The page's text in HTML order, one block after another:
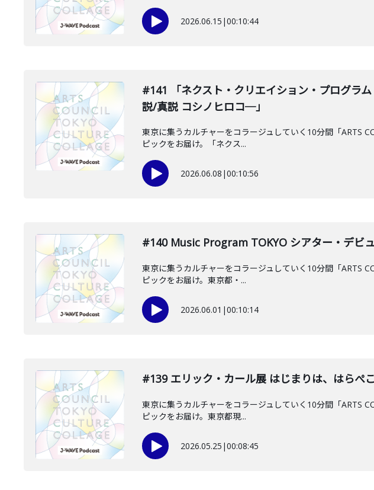
2026.06.15 |00:10:44
#141 「ネクスト・クリエイション・プログラ
説/真説 コシノヒロコ─」
東京に集うカルチャーをコラージュしていく10分間「ARTS
ピックをお届け。「ネクス...
2026.06.08 |00:10:56
#140 Music Program TOKYO シアター・デビ
東京に集うカルチャーをコラージュしていく10分間「ARTS
ピックをお届け。東京都・...
2026.06.01 |00:10:14
#139 エリック・カール展 はじまりは、はらぺ
東京に集うカルチャーをコラージュしていく10分間「ARTS
ピックをお届け。東京都現...
2026.05.25 |00:08:45